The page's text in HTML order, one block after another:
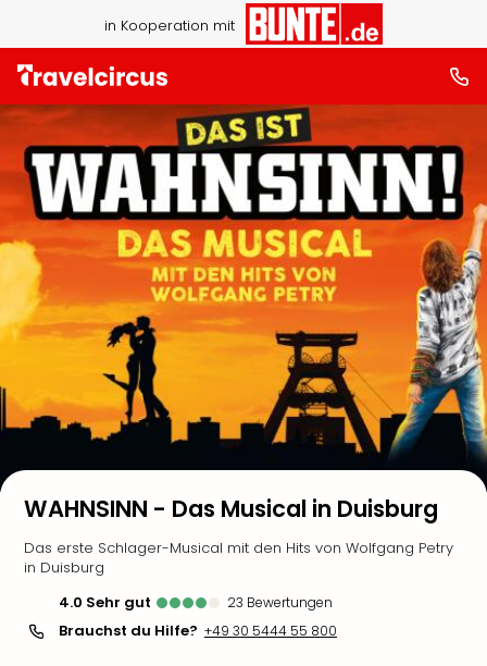
in Kooperation mit
WAHNSINN - Das Musical in Duisburg
Das erste Schlager-Musical mit den Hits von Wolfgang Petry
in Duisburg
4.0
sehr gut 23 Bewertungen
Brauchst du Hilfe? +49 30 5444 55 800